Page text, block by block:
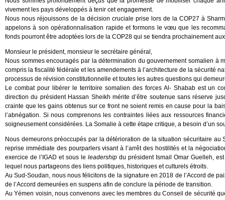
vivement les pays développés à tenir cet engagement.
Nous nous réjouissons de la décision cruciale prise lors de la COP27 à
appelons à son opérationnalisation rapide et formons le vœu que les
fonds pourront être adoptées lors de la COP28 qui se tiendra prochainement
Monsieur le président, monsieur le secrétaire général,
Nous sommes encouragés par la détermination du gouvernement somalien
compris la fiscalité fédérale et les amendements à l’architecture de la sécurité
processus de révision constitutionnelle et toutes les autres questions qui
Le combat pour libérer le territoire somalien des forces Al- Shabab est un
direction du président Hassan Sheikh mérite d’être soutenue sans réserve
crainte que les gains obtenus sur ce front ne soient remis en cause pour la
l’abnégation. Si nous comprenons les contraintes liées aux ressources
soigneusement considérées. La Somalie à cette étape critique, a besoin d’un
Nous demeurons préoccupés par la détérioration de la situation sécuritaire
reprise immédiate des pourparlers visant à l’arrêt des hostilités et la
exercice de l’IGAD et sous le leadership du président Ismail Omar Guelleh,
lequel nous partageons des liens politiques, historiques et culturels étroits.
Au Sud-Soudan, nous nous félicitons de la signature en 2018 de l’Accord de
de l’Accord demeurées en suspens afin de conclure la période de transition.
Au Yémen voisin, nous convenons avec les membres du Conseil de sécurité